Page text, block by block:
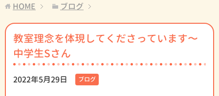
HOME ブログ
教室理念を体現してくださっています〜
中学生Sさん
2022年5月29日 ブログ